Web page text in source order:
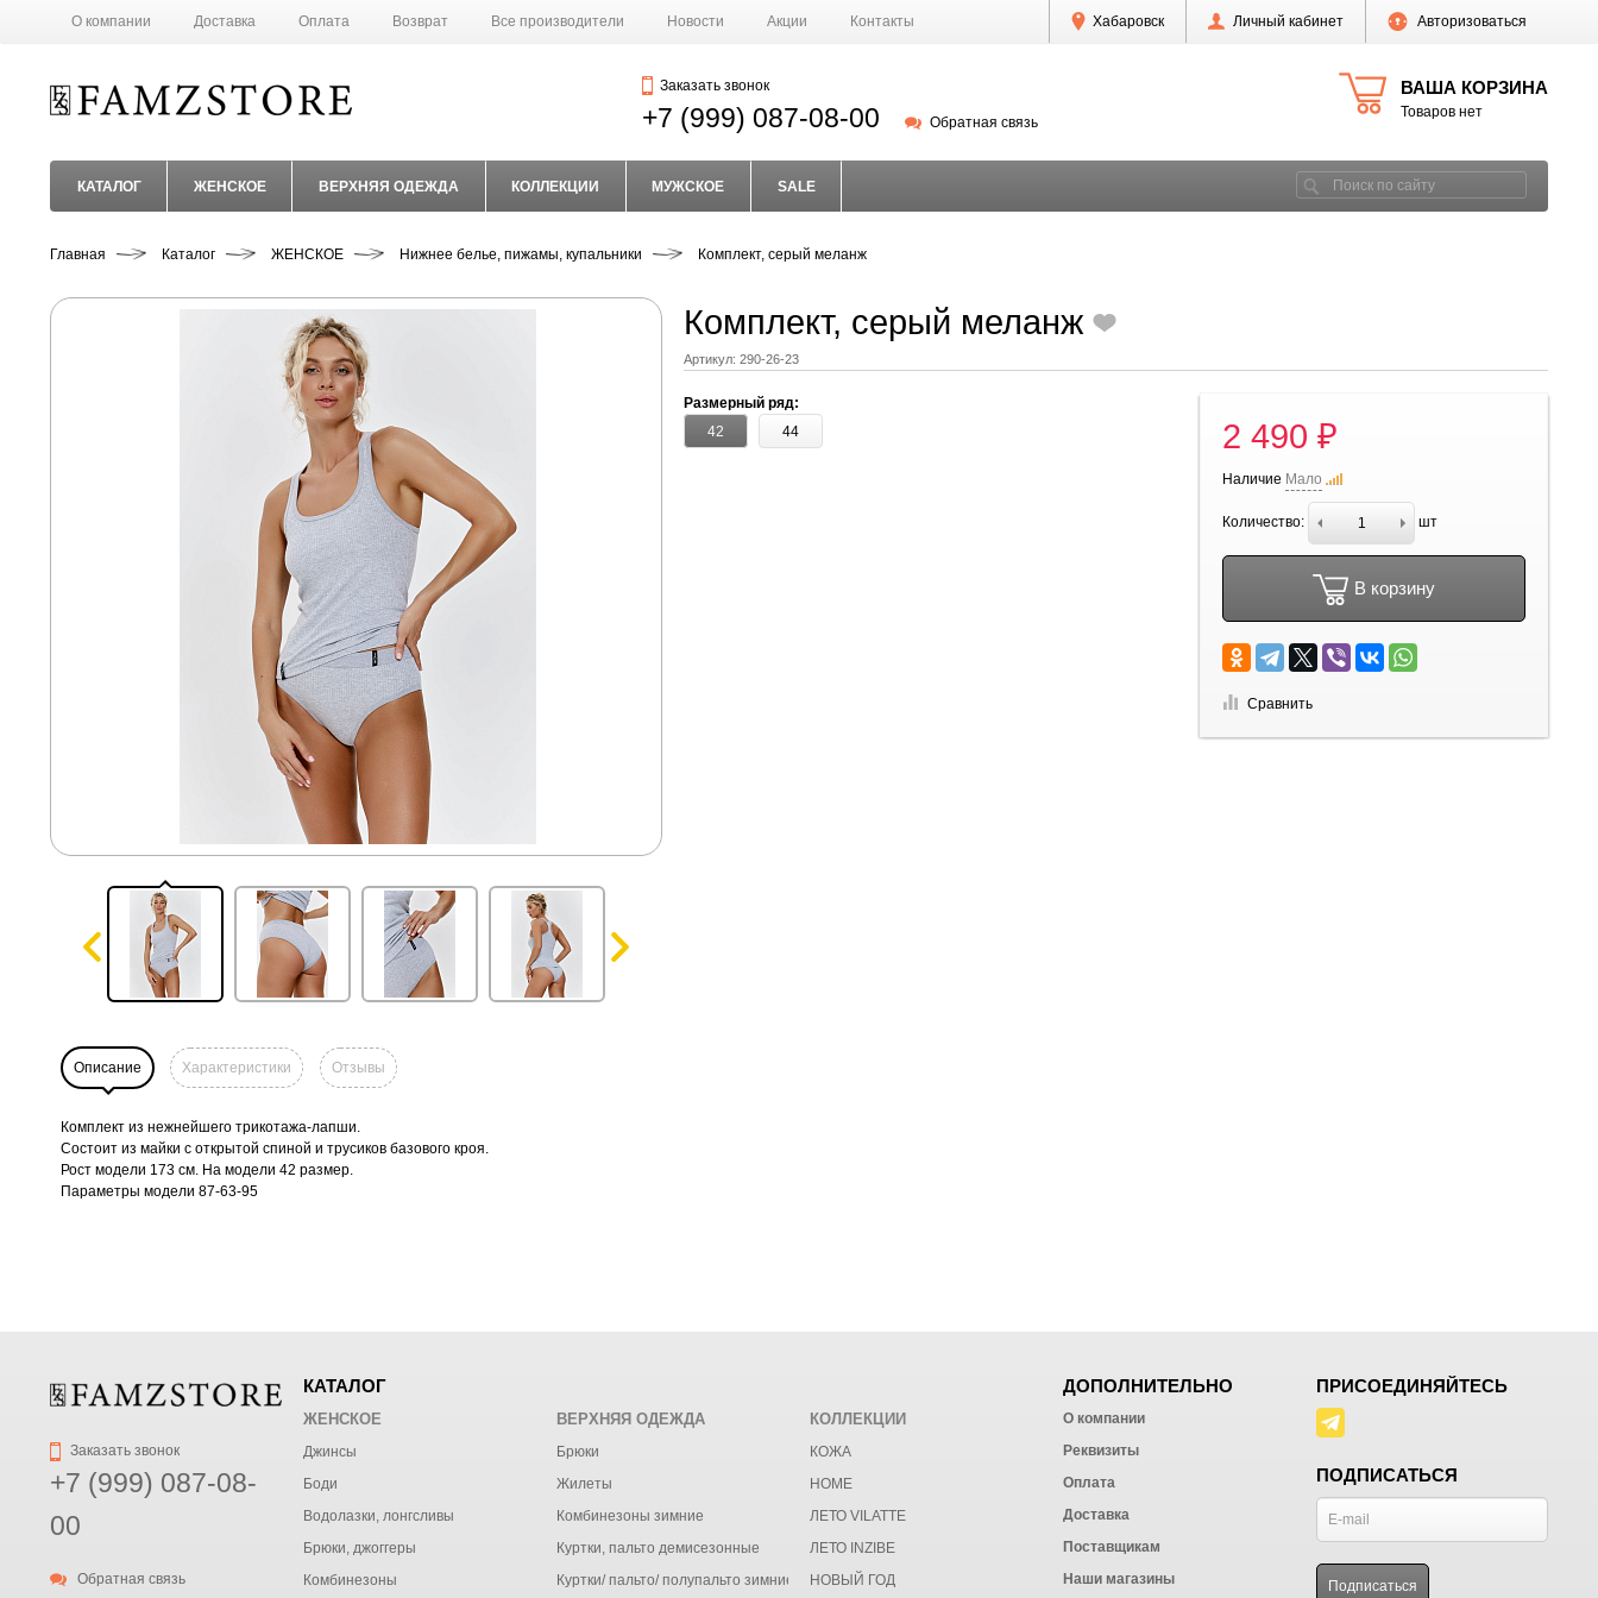
Хабаровск Личный кабинет Авторизоваться
О компании Доставка Оплата Возврат Все производители Новости Акции Контакты
ВАША КОРЗИНА
Товаров нет
Заказать звонок
+7 (999) 087-08-00 Обратная связь
КАТАЛОГ ЖЕНСКОЕ ВЕРХНЯЯ ОДЕЖДА КОЛЛЕКЦИИ МУЖСКОЕ SALE
Главная Каталог ЖЕНСКОЕ Нижнее белье, пижамы, купальники Комплект, серый меланж
Комплект, серый меланж
Артикул: 290-26-23
Размерный ряд:
42
44 2 490 ₽
Наличие Мало
Количество: шт
В корзину
Сравнить
Описание Характеристики Отзывы
Комплект из нежнейшего трикотажа-лапши.
Состоит из майки с открытой спиной и трусиков базового кроя.
Рост модели 173 см. На модели 42 размер.
Параметры модели 87-63-95
Заказать звонок
+7 (999) 087-08-
00
Обратная связь
КАТАЛОГ
ЖЕНСКОЕ
Джинсы
Боди
Водолазки, лонгсливы
Брюки, джоггеры
Комбинезоны
ВЕРХНЯЯ ОДЕЖДА
Брюки
Жилеты
Комбинезоны зимние
Куртки, пальто демисезонные
Куртки/ пальто/ полупальто зимние
КОЛЛЕКЦИИ
КОЖА
HOME
ЛЕТО VILATTE
ЛЕТО INZIBE
НОВЫЙ ГОД
ДОПОЛНИТЕЛЬНО
О компании
Реквизиты
Оплата
Доставка
Поставщикам
Наши магазины
ПРИСОЕДИНЯЙТЕСЬ
ПОДПИСАТЬСЯ